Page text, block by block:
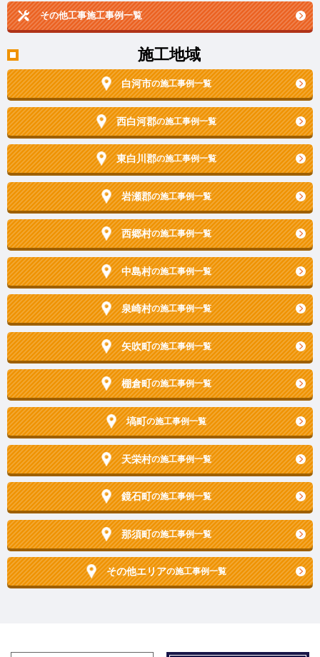
その他工事施工事例一覧
施工地域
白河市の施工事例一覧
西白河郡の施工事例一覧
東白川郡の施工事例一覧
岩瀬郡の施工事例一覧
西郷村の施工事例一覧
中島村の施工事例一覧
泉崎村の施工事例一覧
矢吹町の施工事例一覧
棚倉町の施工事例一覧
塙町の施工事例一覧
天栄村の施工事例一覧
鏡石町の施工事例一覧
那須町の施工事例一覧
その他エリアの施工事例一覧